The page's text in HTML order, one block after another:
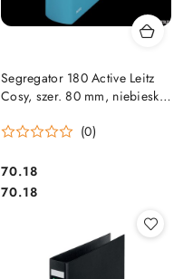
Segregator 180 Active Leitz
Cosy, szer. 80 mm, niebieski
(0)
Cena:
70.18
Cena:
70.18